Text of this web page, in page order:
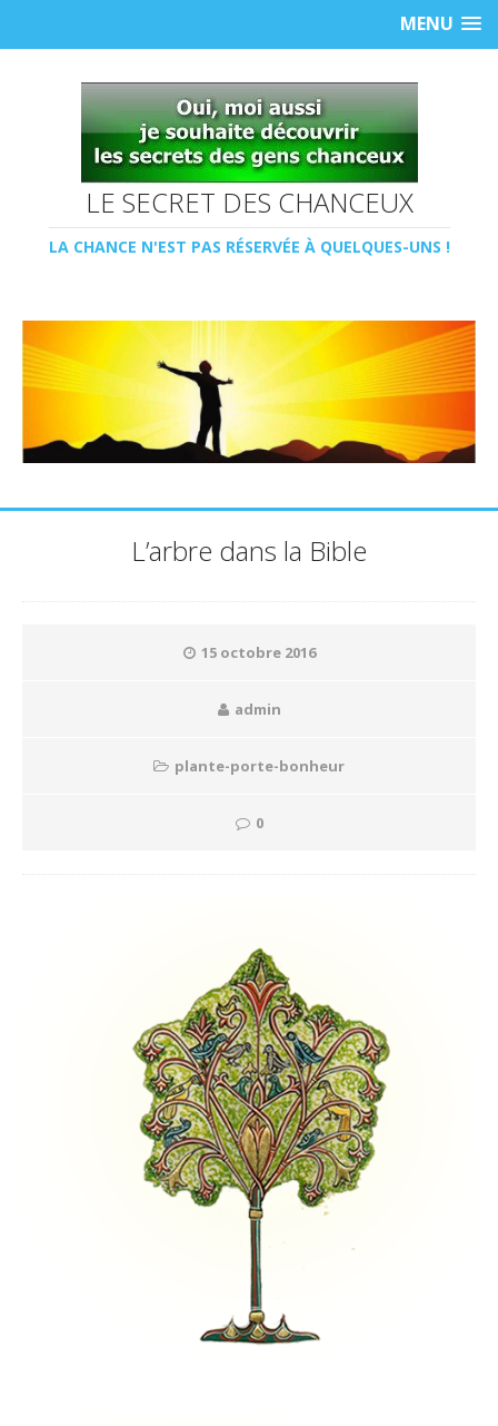
MENU
LE SECRET DES CHANCEUX
LA CHANCE N'EST PAS RÉSERVÉE À QUELQUES-UNS !
L’arbre dans la Bible
15 octobre 2016
admin
plante-porte-bonheur
0